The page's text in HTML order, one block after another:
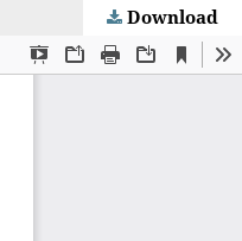
Download